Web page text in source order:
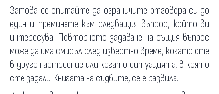
Затова се опитайте да ограничите отговора си до
един и преминете към следващия въпрос, който ви
интересува. Повторното задаване на същия въпрос
може да има смисъл след известно време, когато сте
в друго настроение или когато ситуацията, в която
сте задали Книгата на съдбите, се е развила.